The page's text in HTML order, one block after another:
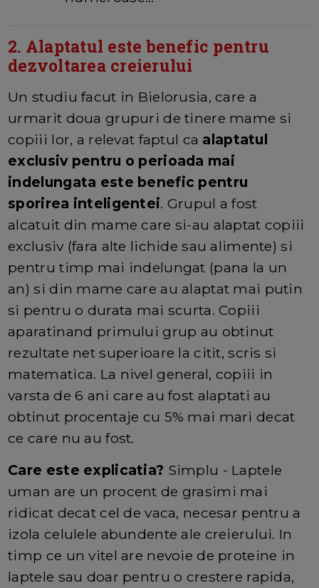
2. Alaptatul este benefic pentru
dezvoltarea creierului
Un studiu facut in Bielorusia, care a
urmarit doua grupuri de tinere mame si
copiii lor, a relevat faptul ca alaptatul
exclusiv pentru o perioada mai
indelungata este benefic pentru
sporirea inteligentei. Grupul a fost
alcatuit din mame care si-au alaptat copiii
exclusiv (fara alte lichide sau alimente) si
pentru timp mai indelungat (pana la un
an) si din mame care au alaptat mai putin
si pentru o durata mai scurta. Copiii
aparatinand primului grup au obtinut
rezultate net superioare la citit, scris si
matematica. La nivel general, copiii in
varsta de 6 ani care au fost alaptati au
obtinut procentaje cu 5% mai mari decat
ce care nu au fost.
Care este explicatia? Simplu - Laptele
uman are un procent de grasimi mai
ridicat decat cel de vaca, necesar pentru a
izola celulele abundente ale creierului. In
timp ce un vitel are nevoie de proteine in
laptele sau doar pentru o crestere rapida,